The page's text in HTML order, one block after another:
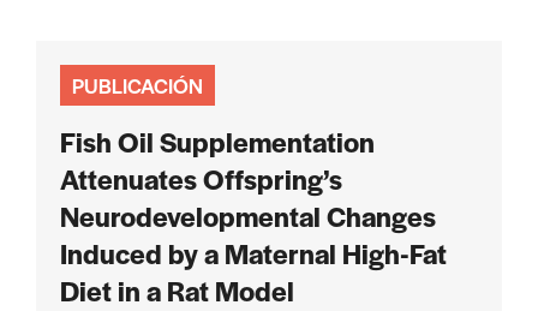
PUBLICACIÓN
Fish Oil Supplementation
Attenuates Offspring’s
Neurodevelopmental Changes
Induced by a Maternal High-Fat
Diet in a Rat Model